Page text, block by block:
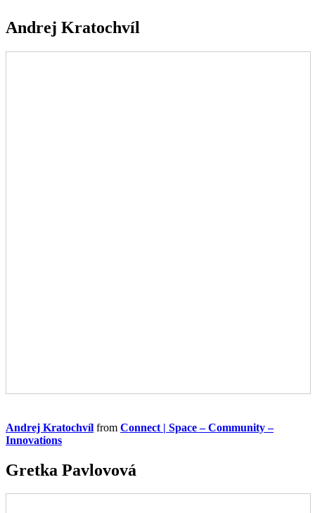
Andrej Kratochvíl
Andrej Kratochvíl from Connect | Space – Community –
Innovations
Gretka Pavlovová